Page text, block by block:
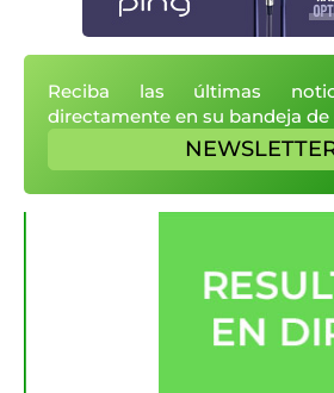
Reciba las últimas
directamente en su bandeja de